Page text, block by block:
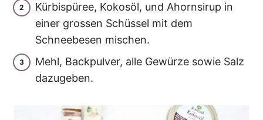
Kürbispüree, Kokosöl, und Ahornsirup in
einer grossen Schüssel mit dem
Schneebesen mischen.
Mehl, Backpulver, alle Gewürze sowie Salz
dazugeben.